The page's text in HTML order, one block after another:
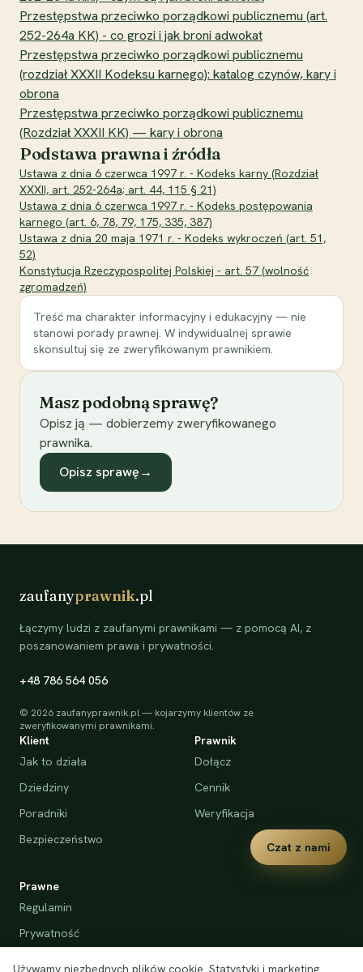
Przestępstwa przeciwko porządkowi publicznemu (art.
252-264a KK) - co grozi i jak broni adwokat
Przestępstwa przeciwko porządkowi publicznemu
(rozdział XXXII Kodeksu karnego): katalog czynów, kary i
obrona
Przestępstwa przeciwko porządkowi publicznemu
(Rozdział XXXII KK) — kary i obrona
Podstawa prawna i źródła
Ustawa z dnia 6 czerwca 1997 r. - Kodeks karny (Rozdział
XXXII, art. 252-264a; art. 44, 115 § 21)
Ustawa z dnia 6 czerwca 1997 r. - Kodeks postępowania
karnego (art. 6, 78, 79, 175, 335, 387)
Ustawa z dnia 20 maja 1971 r. - Kodeks wykroczeń (art. 51,
52)
Konstytucja Rzeczypospolitej Polskiej - art. 57 (wolność
zgromadzeń)
Treść ma charakter informacyjny i edukacyjny — nie
stanowi porady prawnej. W indywidualnej sprawie
skonsultuj się ze zweryfikowanym prawnikiem.
Masz podobną sprawę?
Opisz ją — dobierzemy zweryfikowanego
prawnika.
Opisz sprawę→
zaufanyprawnik.pl
Łączymy ludzi z zaufanymi prawnikami — z pomocą AI, z
poszanowaniem prawa i prywatności.
+48 786 564 056
© 2026 zaufanyprawnik.pl — kojarzymy klientów ze
zweryfikowanymi prawnikami.
Klient
Jak to działa
Dziedziny
Poradniki
Bezpieczeństwo
Prawnik
Dołącz
Cennik
Weryfikacja
Prawne
Regulamin
Prywatność
Czat z nami
Używamy niezbędnych plików cookie. Statystyki i marketing